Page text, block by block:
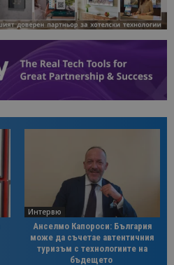
Интервю
Анселмо Капороси: България
може да съчетае автентичния
туризъм с технологиите на
бъдещето